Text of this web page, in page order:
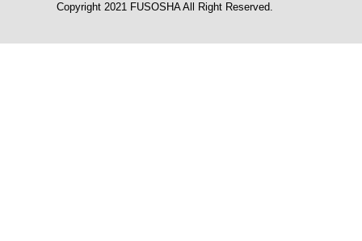
Copyright 2021 FUSOSHA All Right Reserved.